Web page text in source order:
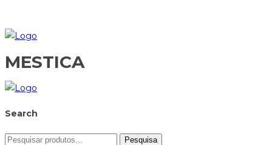
MESTICA
Search
Pesquisa